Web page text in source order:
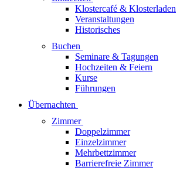
Klostercafé & Klosterladen
Veranstaltungen
Historisches
Buchen
Seminare & Tagungen
Hochzeiten & Feiern
Kurse
Führungen
Übernachten
Zimmer
Doppelzimmer
Einzelzimmer
Mehrbettzimmer
Barrierefreie Zimmer